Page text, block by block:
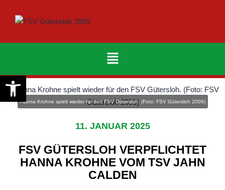
Hanna Krohne spielt wieder für den FSV Gütersloh. (Foto: FSV Gütersloh 2009)
11. JANUAR 2025
FSV GÜTERSLOH VERPFLICHTET
HANNA KROHNE VOM TSV JAHN
CALDEN
Werkzeugleiste öffnen